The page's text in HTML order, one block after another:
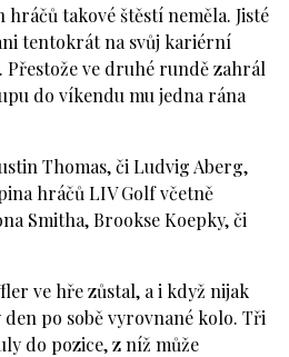
takové štěstí neměla. Jisté
tentokrát na svůj kariérní
Přestože ve druhé rundě zahrál
do víkendu mu jedna rána
Thomas, či Ludvig Aberg,
hráčů LIV Golf včetně
Smitha, Brookse Koepky, či
ve hře zůstal, a i když nijak
po sobě vyrovnané kolo. Tři
do pozice, z níž může